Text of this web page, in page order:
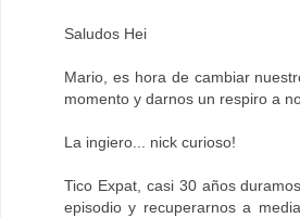
Saludos Hei
Mario, es hora de cambiar
momento y darnos un respiro a
La ingiero... nick curioso!
Tico Expat, casi 30 años
episodio y recuperarnos a